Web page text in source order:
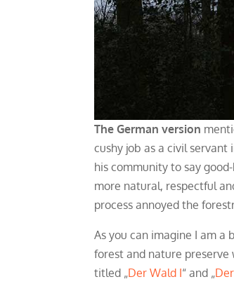
The German version
cushy job as a civil
his community to say
more natural, respectful
process annoyed the
As you can imagine I am a
forest and nature preserve
titled „Der Wald I“ and „